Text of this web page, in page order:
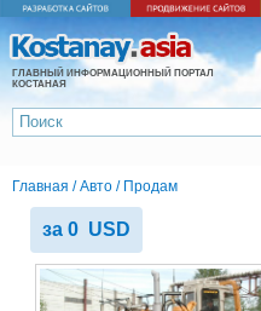
ГЛАВНЫЙ ИНФОРМАЦИОННЫЙ ПОРТАЛ
КОСТАНАЯ
Главная /Авто / Продам
за 0 USD